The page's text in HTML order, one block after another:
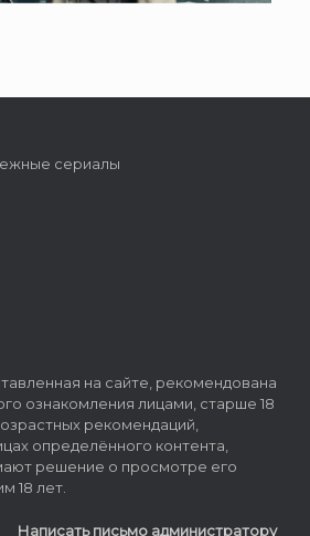
сериалы
на сайте, рекомендована
ознакомления лицами, старше 18
рекомендаций,
определённого контента,
решение о просмотре его
18 лет.
Написать письмо администратору